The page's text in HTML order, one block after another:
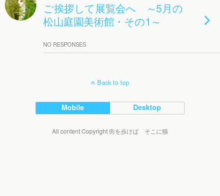
ご挨拶して展覧会へ ～5月の
松山庭園美術館・その1～
NO RESPONSES
Back to top
Mobile Desktop
All content Copyright 街を歩けば そこに猫